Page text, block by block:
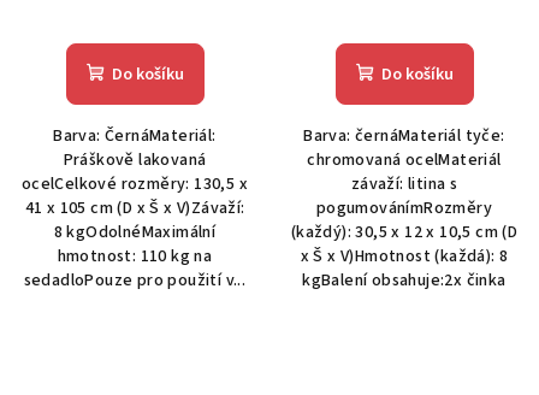
Do košíku
Barva: ČernáMateriál:
Práškově lakovaná
ocelCelkové rozměry: 130,5 x
41 x 105 cm (D x Š x V)Závaží:
8 kgOdolnéMaximální
hmotnost: 110 kg na
sedadloPouze pro použití v...
Do košíku
Barva: černáMateriál tyče:
chromovaná ocelMateriál
závaží: litina s
pogumovánímRozměry
(každý): 30,5 x 12 x 10,5 cm (D
x Š x V)Hmotnost (každá): 8
kgBalení obsahuje:2x činka